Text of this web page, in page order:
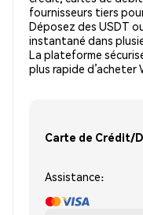
fournisseurs tiers
Déposez des USDT
instantané dans
La plateforme
plus rapide
Carte de Crédit/
Assistance: